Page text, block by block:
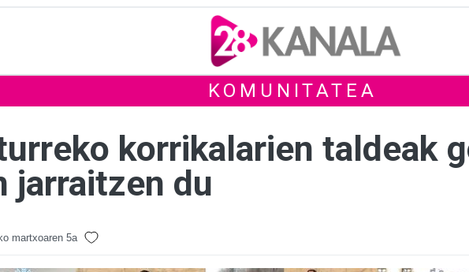
KOMUNITATEA
korrikalarien taldeak
jarraitzen du
martxoaren 5a